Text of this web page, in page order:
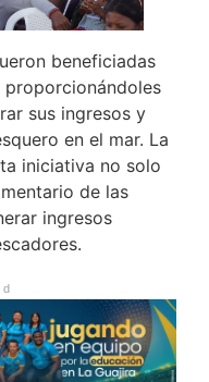
beneficiadas
proporcionándoles
sus ingresos y
en el mar. La
iniciativa no solo
de las
ingresos